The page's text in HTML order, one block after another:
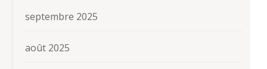
septembre 2025
août 2025